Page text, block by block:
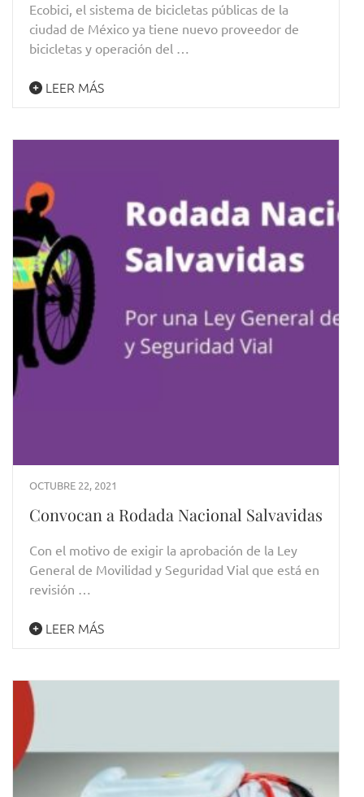
Ecobici, el sistema de bicicletas públicas de la
ciudad de México ya tiene nuevo proveedor de
bicicletas y operación del …
LEER MÁS
OCTUBRE 22, 2021
Convocan a Rodada Nacional Salvavidas
Con el motivo de exigir la aprobación de la Ley
General de Movilidad y Seguridad Vial que está en
revisión …
LEER MÁS